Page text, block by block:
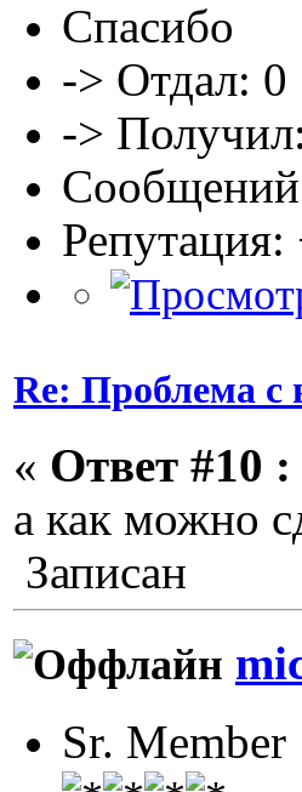
Спасибо
-> Отдал: 0
->
Репутация:
Re: Проблема с
« Ответ #10 :
а как можно
Записан
Sr. Member